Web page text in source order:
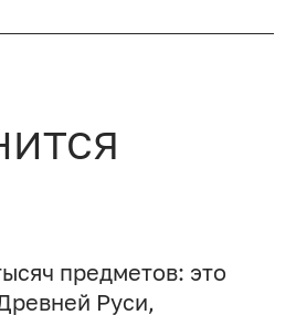
предметов: это
Руси,